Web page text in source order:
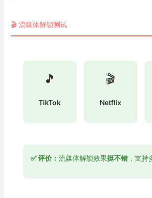
🎬 流媒体解锁测试
🎵
TikTok
🎬
Netflix
✅ 评价： 流媒体解锁效果挺不错，支持